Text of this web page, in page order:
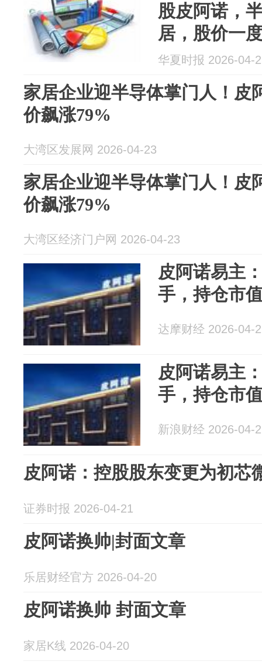
股皮阿诺，
居，股价一
华夏时报 2026-04-
家居企业迎半导体掌门人！皮
价飙涨79%
大湾区发展网 2026-04-23
家居企业迎半导体掌门人！皮
价飙涨79%
大湾区经济门户网 2026-04-23
皮阿诺易主
手，持仓市
达摩财经 2026-04-
皮阿诺易主
手，持仓市
新浪财经 2026-04-
皮阿诺：控股股东变更为初芯
证券时报 2026-04-21
皮阿诺换帅|封面文章
乐居财经官方 2026-04-20
皮阿诺换帅 封面文章
家居K线 2026-04-20